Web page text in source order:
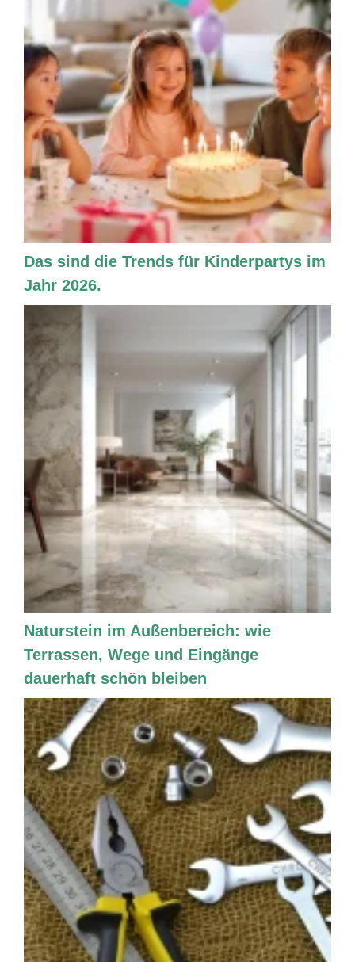
Das sind die Trends für Kinderpartys im
Jahr 2026.
Naturstein im Außenbereich: wie
Terrassen, Wege und Eingänge
dauerhaft schön bleiben